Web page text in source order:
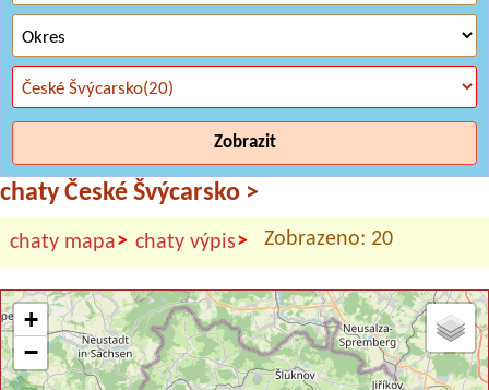
Zobrazit
chaty České Švýcarsko >
chaty mapa> chaty výpis> Zobrazeno: 20
+
−